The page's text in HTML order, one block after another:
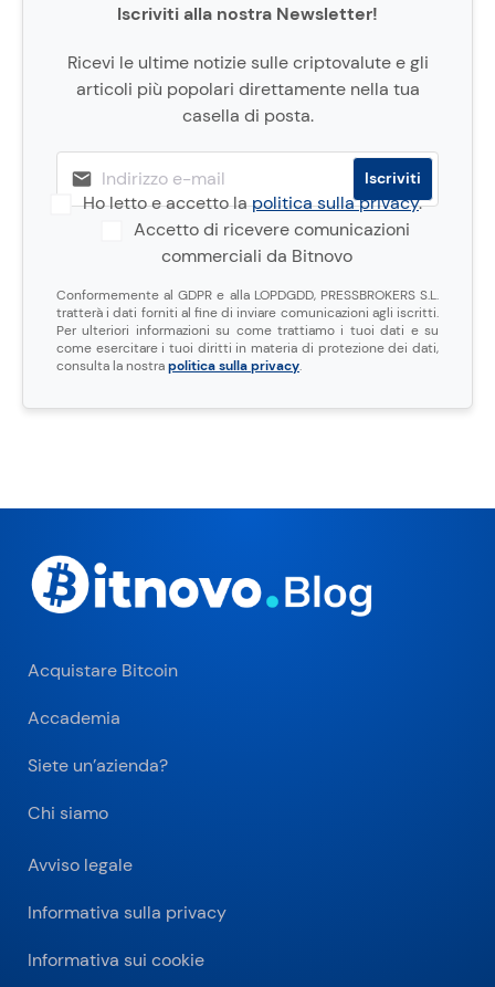
Iscriviti alla nostra Newsletter!
Ricevi le ultime notizie sulle criptovalute e gli
articoli più popolari direttamente nella tua
casella di posta.
Ho letto e accetto lapolitica sulla privacy.
Accetto di ricevere comunicazioni
commerciali da Bitnovo
Conformemente al GDPR e alla LOPDGDD, PRESSBROKERS S.L.
tratterà i dati forniti al fine di inviare comunicazioni agli iscritti.
Per ulteriori informazioni su come trattiamo i tuoi dati e su
come esercitare i tuoi diritti in materia di protezione dei dati,
consulta la nostrapolitica sulla privacy.
Acquistare Bitcoin
Accademia
Siete un’azienda?
Chi siamo
Avviso legale
Informativa sulla privacy
Informativa sui cookie